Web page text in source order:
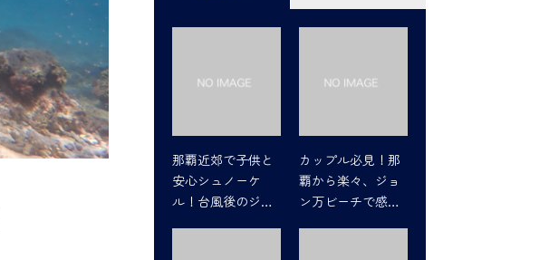
那覇近郊で子供と
安心シュノーケ
ル！台風後のジョ
カップル必見！那
覇から楽々、ジョ
ン万ビーチで感動